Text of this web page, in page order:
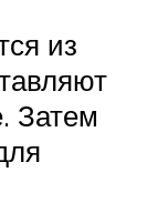
из
Затем